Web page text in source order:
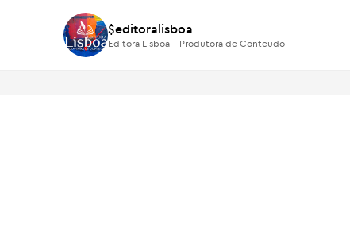
$editoralisboa
Editora Lisboa - Produtora de Conteudo
$editoralisboa
Editora Lisboa - Produtora de Conteudo